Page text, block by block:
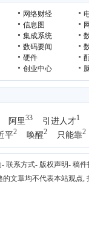
网络财经
信息图
集成系统
数码要闻
硬件
创业中心
阿里33 引进人才1
平2 唤醒2 只能靠2
- 联系方式- 版权声明- 稿件
文章均不代表本站观点